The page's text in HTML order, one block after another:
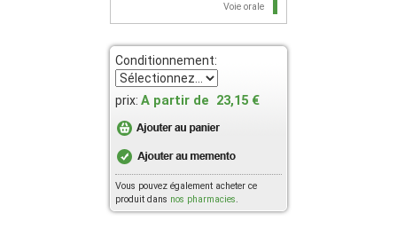
Voie orale
Conditionnement:
prix: A partir de 23,15 €
Vous pouvez également acheter ce
produit dans nos pharmacies